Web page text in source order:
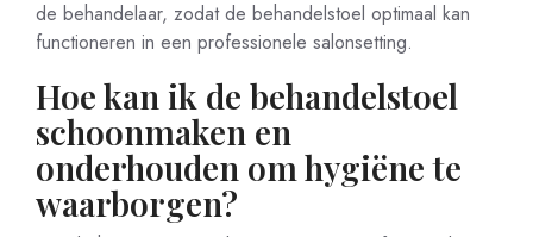
de behandelaar, zodat de behandelstoel optimaal kan
functioneren in een professionele salonsetting.
Hoe kan ik de behandelstoel
schoonmaken en
onderhouden om hygiëne te
waarborgen?